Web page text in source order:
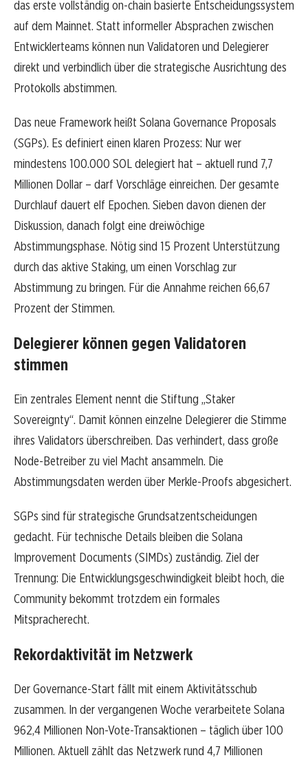
das erste vollständig on-chain basierte Entscheidungssystem
auf dem Mainnet. Statt informeller Absprachen zwischen
Entwicklerteams können nun Validatoren und Delegierer
direkt und verbindlich über die strategische Ausrichtung des
Protokolls abstimmen.
Das neue Framework heißt Solana Governance Proposals
(SGPs). Es definiert einen klaren Prozess: Nur wer
mindestens 100.000 SOL delegiert hat – aktuell rund 7,7
Millionen Dollar – darf Vorschläge einreichen. Der gesamte
Durchlauf dauert elf Epochen. Sieben davon dienen der
Diskussion, danach folgt eine dreiwöchige
Abstimmungsphase. Nötig sind 15 Prozent Unterstützung
durch das aktive Staking, um einen Vorschlag zur
Abstimmung zu bringen. Für die Annahme reichen 66,67
Prozent der Stimmen.
Delegierer können gegen Validatoren
stimmen
Ein zentrales Element nennt die Stiftung „Staker
Sovereignty“. Damit können einzelne Delegierer die Stimme
ihres Validators überschreiben. Das verhindert, dass große
Node-Betreiber zu viel Macht ansammeln. Die
Abstimmungsdaten werden über Merkle-Proofs abgesichert.
SGPs sind für strategische Grundsatzentscheidungen
gedacht. Für technische Details bleiben die Solana
Improvement Documents (SIMDs) zuständig. Ziel der
Trennung: Die Entwicklungsgeschwindigkeit bleibt hoch, die
Community bekommt trotzdem ein formales
Mitspracherecht.
Rekordaktivität im Netzwerk
Der Governance-Start fällt mit einem Aktivitätsschub
zusammen. In der vergangenen Woche verarbeitete Solana
962,4 Millionen Non-Vote-Transaktionen – täglich über 100
Millionen. Aktuell zählt das Netzwerk rund 4,7 Millionen